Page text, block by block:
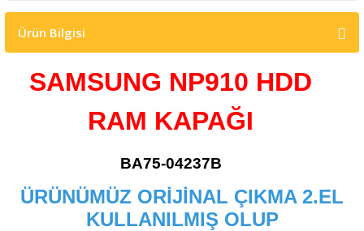
Ürün Bilgisi
SAMSUNG NP910 HDD
RAM KAPAĞI
BA75-04237B
ÜRÜNÜMÜZ ORİJİNAL ÇIKMA 2.EL
KULLANILMIŞ OLUP